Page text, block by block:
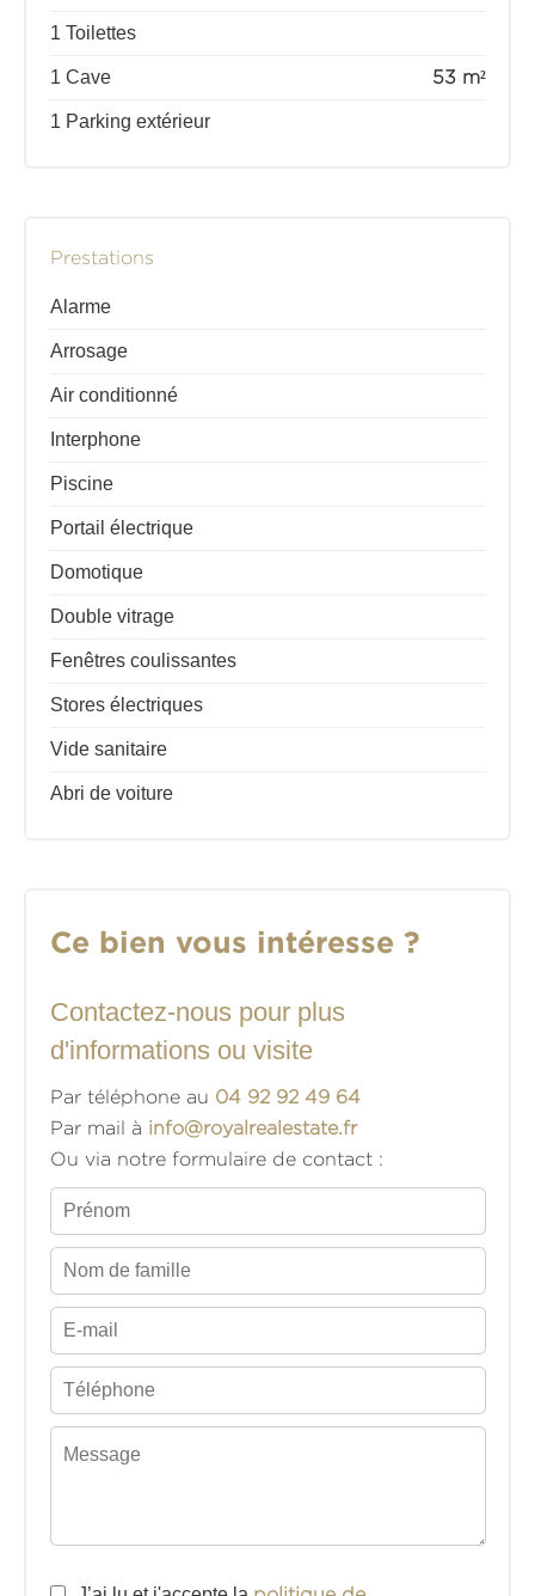
1 Toilettes
1 Cave 53 m²
1 Parking extérieur
Prestations
Alarme
Arrosage
Air conditionné
Interphone
Piscine
Portail électrique
Domotique
Double vitrage
Fenêtres coulissantes
Stores électriques
Vide sanitaire
Abri de voiture
Ce bien vous intéresse ?
Contactez-nous pour plus
d'informations ou visite
Par téléphone au 04 92 92 49 64
Par mail à info@royalrealestate.fr
Ou via notre formulaire de contact :